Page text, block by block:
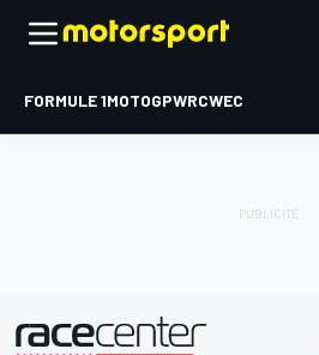
FORMULE 1MOTOGPWRCWEC